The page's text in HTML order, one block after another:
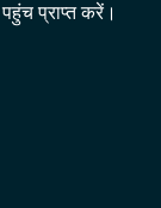
प्राप्त करें।